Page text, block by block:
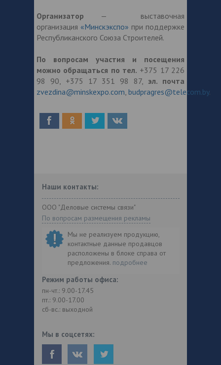
Организатор — выставочная
организация «Минскэкспо» при поддержке
Республиканского Союза Строителей.
По вопросам участия и посещения
можно обращаться по тел. +375 17 226
98 90, +375 17 351 98 87, эл. почта
zvezdina@minskexpo.com, budpragres@telecom.by.
Наши контакты:
ООО "Деловые системы связи"
По вопросам размещения рекламы
Мы не реализуем продукцию,
контактные данные продавцов
расположены в блоке справа от
предложения. подробнее
Режим работы офиса:
пн-чт.: 9.00-17.45
пт.: 9.00-17.00
сб-вс.: выходной
Мы в соцсетях: